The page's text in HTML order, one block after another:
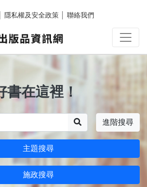
隱私權及安全政策 聯絡我們
書在這裡！
進階搜尋
主題搜尋
施政搜尋